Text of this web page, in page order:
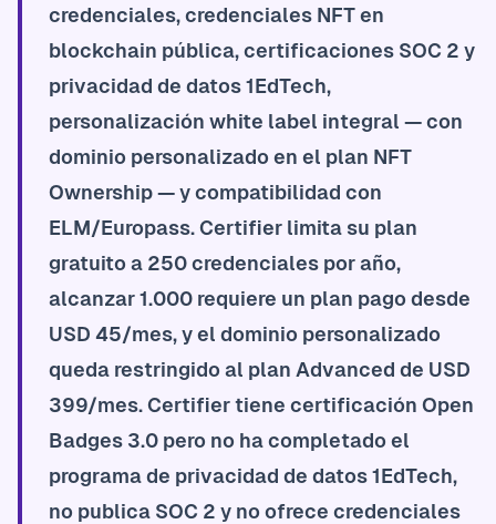
credenciales, credenciales NFT en
blockchain pública, certificaciones SOC 2 y
privacidad de datos 1EdTech,
personalización white label integral — con
dominio personalizado en el plan NFT
Ownership — y compatibilidad con
ELM/Europass. Certifier limita su plan
gratuito a 250 credenciales por año,
alcanzar 1.000 requiere un plan pago desde
USD 45/mes, y el dominio personalizado
queda restringido al plan Advanced de USD
399/mes. Certifier tiene certificación Open
Badges 3.0 pero no ha completado el
programa de privacidad de datos 1EdTech,
no publica SOC 2 y no ofrece credenciales